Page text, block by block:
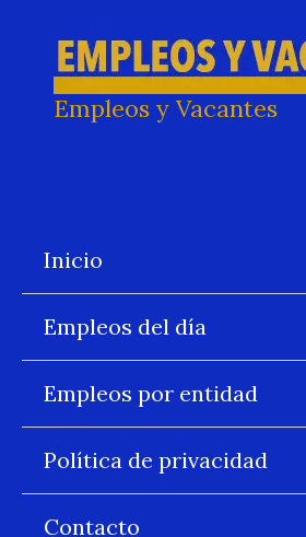
contenido
Empleos y Vacantes
Inicio
Empleos del día
Empleos por entidad
Política de privacidad
Contacto